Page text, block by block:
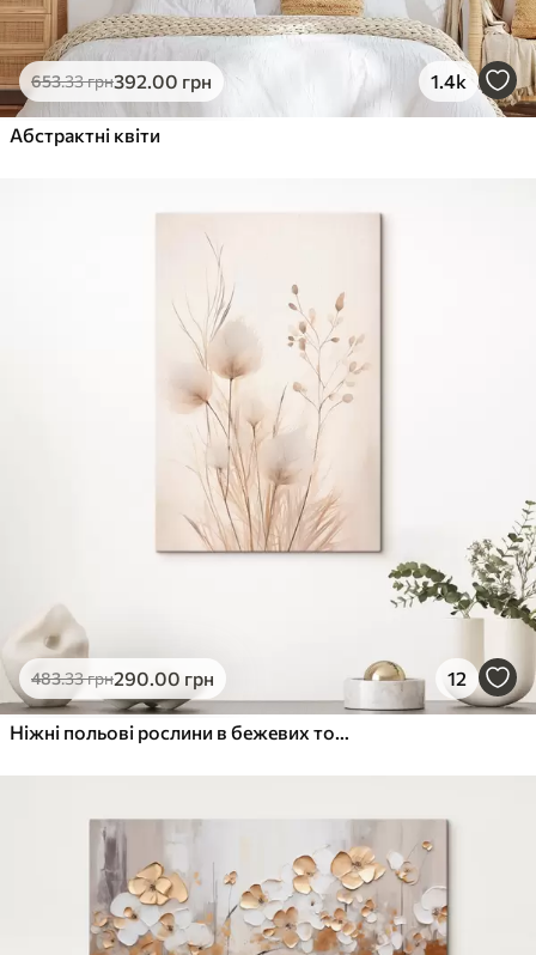
653.33грн392.00 грн 1.4k
Абстрактні квіти
483.33грн290.00 грн 12
Ніжні польові рослини в бежевих тонах